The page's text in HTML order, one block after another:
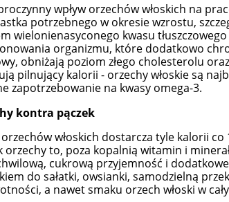
z Kolagenem i
Algami Colway
59,90 zł
regularna:79,00 zł
do koszyka
162 Krem
50
wpływ orzechów włoskich na
potrzebnego w okresie wzrostu,
wielonienasyconego kwasu
organizmu, które dodatkowo
obniżają poziom złego cholesterolu
pilnujący kalorii - orzechy włoskie są
zapotrzebowanie na kwasy omega-3.
kontra pączek
włoskich dostarcza tyle kalorii
orzechy to, poza kopalnią witamin i
cukrową przyjemność i
do sałatki, owsianki, samodzielną
a nawet smaku orzech włoski w